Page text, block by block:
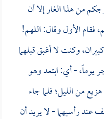
من هذا الغار إلا أن
فقام الأول وقال: اللهم!
وكنت لا أغبق قبلهما
يوماً، - أي: ابتعد وهو
من الليل؛ فلما جاء
عند رأسيهما - لا يريد أن